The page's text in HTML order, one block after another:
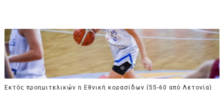
Εκτός προημιτελικών η Εθνική κορασίδων (55-60 από Λετονία)